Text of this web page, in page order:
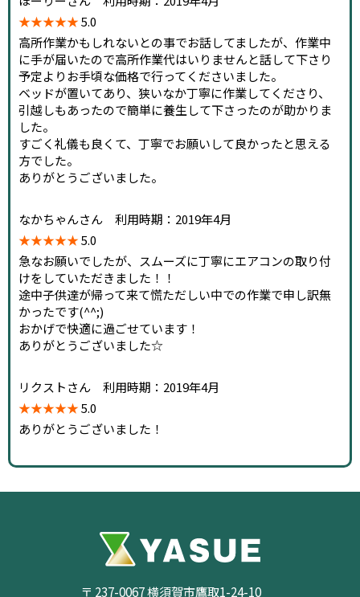
★★★★★5.0
高所作業かもしれないとの事でお話してましたが、作業中
に手が届いたので高所作業代はいりませんと話して下さり
予定よりお手頃な価格で行ってくださいました。
ベッドが置いてあり、狭いなか丁寧に作業してくださり、
引越しもあったので簡単に養生して下さったのが助かりま
した。
すごく礼儀も良くて、丁寧でお願いして良かったと思える
方でした。
ありがとうございました。
なかちゃんさん 利用時期：2019年4月
★★★★★5.0
急なお願いでしたが、スムーズに丁寧にエアコンの取り付
けをしていただきました！！
途中子供達が帰って来て慌ただしい中での作業で申し訳無
かったです(^^;)
おかげで快適に過ごせています！
ありがとうございました☆
リクストさん 利用時期：2019年4月
★★★★★5.0
ありがとうございました！
〒 237-0067 横須賀市鷹取1-24-10